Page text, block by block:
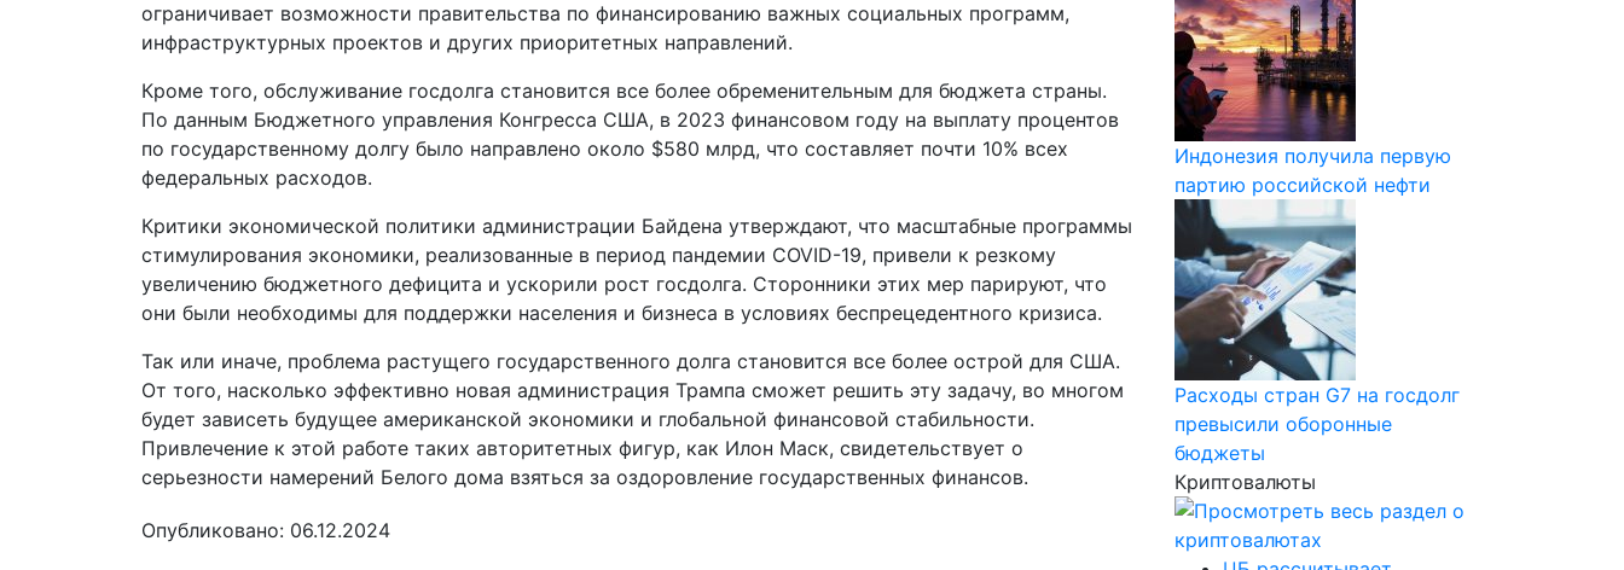
ограничивает возможности правительства по финансированию важных социальных программ,
инфраструктурных проектов и других приоритетных направлений.
Кроме того, обслуживание госдолга становится все более обременительным для бюджета страны.
По данным Бюджетного управления Конгресса США, в 2023 финансовом году на выплату процентов
по государственному долгу было направлено около $580 млрд, что составляет почти 10% всех
федеральных расходов.
Критики экономической политики администрации Байдена утверждают, что масштабные программы
стимулирования экономики, реализованные в период пандемии COVID-19, привели к резкому
увеличению бюджетного дефицита и ускорили рост госдолга. Сторонники этих мер парируют, что
они были необходимы для поддержки населения и бизнеса в условиях беспрецедентного кризиса.
Так или иначе, проблема растущего государственного долга становится все более острой для США.
От того, насколько эффективно новая администрация Трампа сможет решить эту задачу, во многом
будет зависеть будущее американской экономики и глобальной финансовой стабильности.
Привлечение к этой работе таких авторитетных фигур, как Илон Маск, свидетельствует о
серьезности намерений Белого дома взяться за оздоровление государственных финансов.
Опубликовано: 06.12.2024
Индонезия получила первую
партию российской нефти
Расходы стран G7 на госдолг
превысили оборонные
бюджеты
Криптовалюты